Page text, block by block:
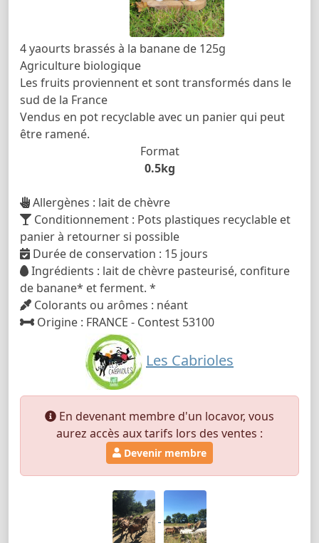
4 yaourts brassés à la banane de 125g
Agriculture biologique
Les fruits proviennent et sont transformés dans le
sud de la France
Vendus en pot recyclable avec un panier qui peut
être ramené.
Format
0.5kg
Allergènes : lait de chèvre
Conditionnement : Pots plastiques recyclable et
panier à retourner si possible
Durée de conservation : 15 jours
Ingrédients : lait de chèvre pasteurisé, confiture
de banane* et ferment. *
Colorants ou arômes : néant
Origine : FRANCE - Contest 53100
Les Cabrioles
En devenant membre d'un locavor, vous
aurez accès aux tarifs lors des ventes :
Devenir membre